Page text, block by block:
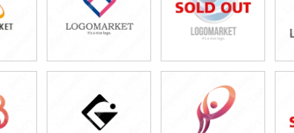
)
49,800円
(税込54,780円)
59,800円
(税込65,780円)